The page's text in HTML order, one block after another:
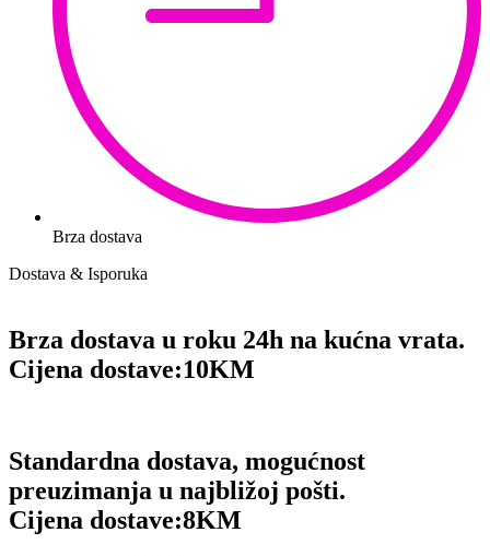
Brza dostava
Dostava & Isporuka
Brza dostava u roku 24h na kućna vrata.
Cijena dostave:10KM
Standardna dostava, mogućnost
preuzimanja u najbližoj pošti.
Cijena dostave:8KM